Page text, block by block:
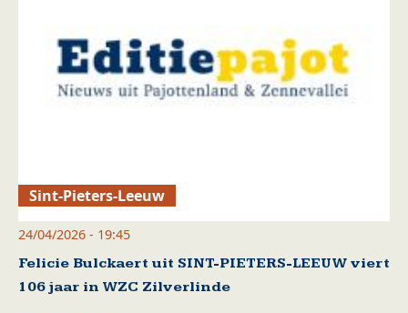
Sint-Pieters-Leeuw
24/04/2026 - 19:45
Felicie Bulckaert uit SINT-PIETERS-LEEUW viert
106 jaar in WZC Zilverlinde